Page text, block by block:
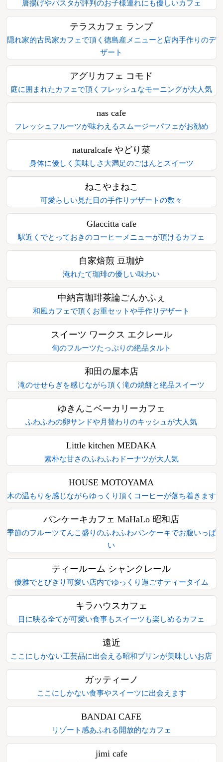
唐揚げやパスタが評判のお子様連れにも優しいカフェ
テラスカフェ ランプ
隠れ家的古民家カフェで頂く徳島産メニューと店内手作りのデ
ザート
アグリカフェ コモド
庭に囲まれたカフェで頂くフレッシュなモーニングが大人気
nas cafe
フレッシュフルーツが味わえるスムージーパフェがお勧め
naturalcafe やどり菜
身体に優しく美味しさ大満足のごはんとスイーツ
ねこやまねこ
可愛らしい見た目の手作りデザートの数々
Glaccitta cafe
駅近くでとっておきのコーヒーメニューが頂けるカフェ
自家焙煎 豆珈炉
淹れたて珈琲の優しい味わい
中納言珈琲茶論ごんかふぇ
和風カフェで頂くお重セットや手作りデザート
スイーツ ワークス エクレール
旬のフルーツたっぷりの絶品タルト
和田の屋本店
滝のせせらぎを感じながら頂く滝の焼餅と絶品スイーツ
ゆきんこベーカリーカフェ
ふわふわの卵サンドや月替わりのキッシュが大人気
Little kitchen MEDAKA
素朴な甘さのふわふわドーナツが大人気
HOUSE MOTOYAMA
木の温もりを感じながらゆっくり頂くコーヒーが落ち着きます
パンケーキカフェ MaHaLo 昭和店
季節のフルーツてんこ盛りのふわふわパンケーキでお腹いっぱ
い
ティールーム シャンクレール
優雅でとびきり可愛い店内でゆっくり過ごすティータイム
キラハウスカフェ
目に映る全てが可愛い食事もスイーツも楽しめるカフェ
遠近
ここにしかない工芸品に出会える昭和プリンが美味しいお店
ガッティーノ
ここにしかない食事やスイーツに出会えます
BANDAI CAFE
リゾート感あふれる開放的なカフェ
jimi cafe